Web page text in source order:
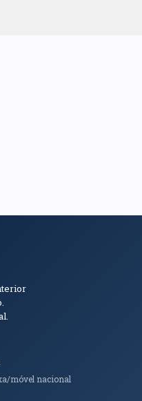
de Contacto
móvel nacional